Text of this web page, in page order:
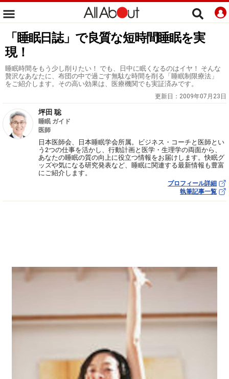
「睡眠日誌」で良質な短時間睡眠を実
現！
睡眠時間をもう少し削りたい！ でも、日中に眠くなるのはイヤ！ そんな
贅沢なあなたに、布団の中で過ごす無駄な時間を削る「睡眠制限療法」
をご紹介します。その高い効果は、医療機関でも実証済みです。
更新日： 2009年07月23日
坪田 聡
睡眠 ガイド
医師
日本医師会、日本睡眠学会所属。ビジネス・コーチと医師とい
う2つの仕事を活かし、行動計画と医学・生理学の両面から、
あなたの睡眠の質の向上に役立つ情報をお届けします。快眠グ
ッズや気になる研究発表など、睡眠に関連する最新情報も豊富
にご紹介します。
プロフィール詳細
執筆記事一覧